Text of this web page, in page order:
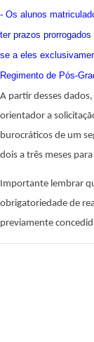
- Os alunos
ter prazos
se a eles
Regimento de Pós-
A partir desses
orientador a
burocráticos de um
dois a três meses
Importante lembrar
obrigatoriedade de
previamente